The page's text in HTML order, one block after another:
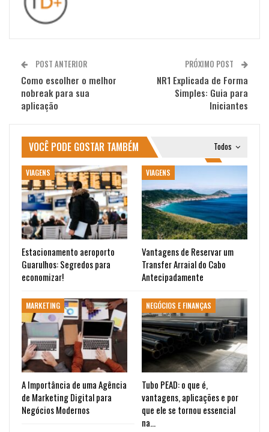
POST ANTERIOR
Como escolher o melhor
nobreak para sua
aplicação
PRÓXIMO POST
NR1 Explicada de Forma
Simples: Guia para
Iniciantes
Todos
VOCÊ PODE GOSTAR TAMBÉM
VIAGENS
Estacionamento aeroporto
Guarulhos: Segredos para
economizar!
VIAGENS
Vantagens de Reservar um
Transfer Arraial do Cabo
Antecipadamente
MARKETING
A Importância de uma Agência
de Marketing Digital para
Negócios Modernos
NEGÓCIOS E FINANÇAS
Tubo PEAD: o que é,
vantagens, aplicações e por
que ele se tornou essencial
na…